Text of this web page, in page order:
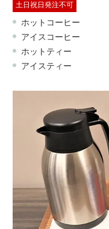
土日祝日発注不可
ホットコーヒー
アイスコーヒー
ホットティー
アイスティー